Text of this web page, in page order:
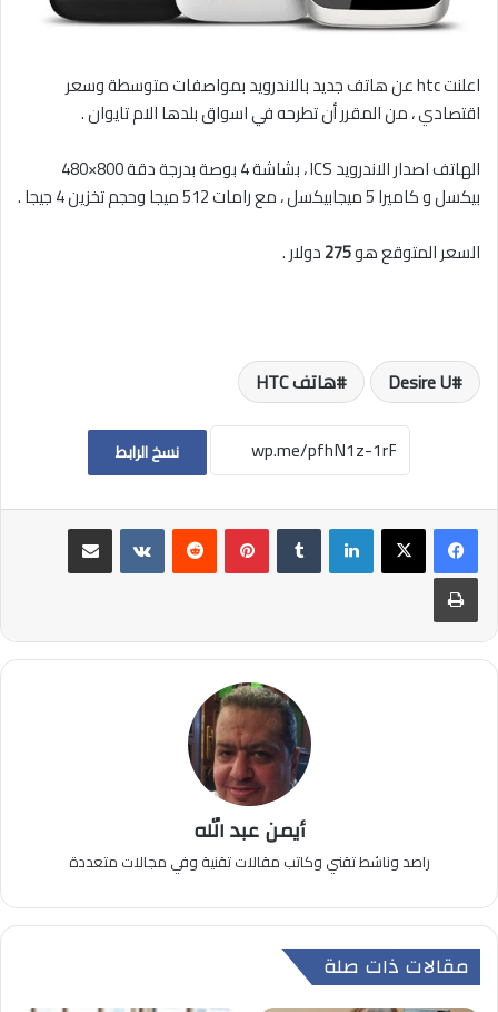
اعلنت htc عن هاتف جديد بالاندرويد بمواصفات متوسطة وسعر
اقتصادي ، من المقرر أن تطرحه في اسواق بلدها الام تايوان .
الهاتف اصدار الاندرويد ICS ، بشاشة 4 بوصة بدرجة دقة 800×480
بيكسل و كاميرا 5 ميجابيكسل ، مع رامات 512 ميجا وحجم تخزين 4 جيجا .
السعر المتوقع هو275دولار .
Desire U هاتف HTC
نسخ الرابط
لينكدإن بينتيريست
مشاركة عبر البريد
طباعة
أيمن عبد الله
راصد وناشط تقني وكاتب مقالات تقنية وفي مجالات متعددة
مقالات ذات صلة